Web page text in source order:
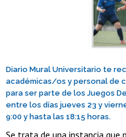
Diario Mural Universitario te
académicas/os y personal de
para ser parte de los Juegos
entre los días jueves 23 y
9:00 y hasta las 18:15 horas.